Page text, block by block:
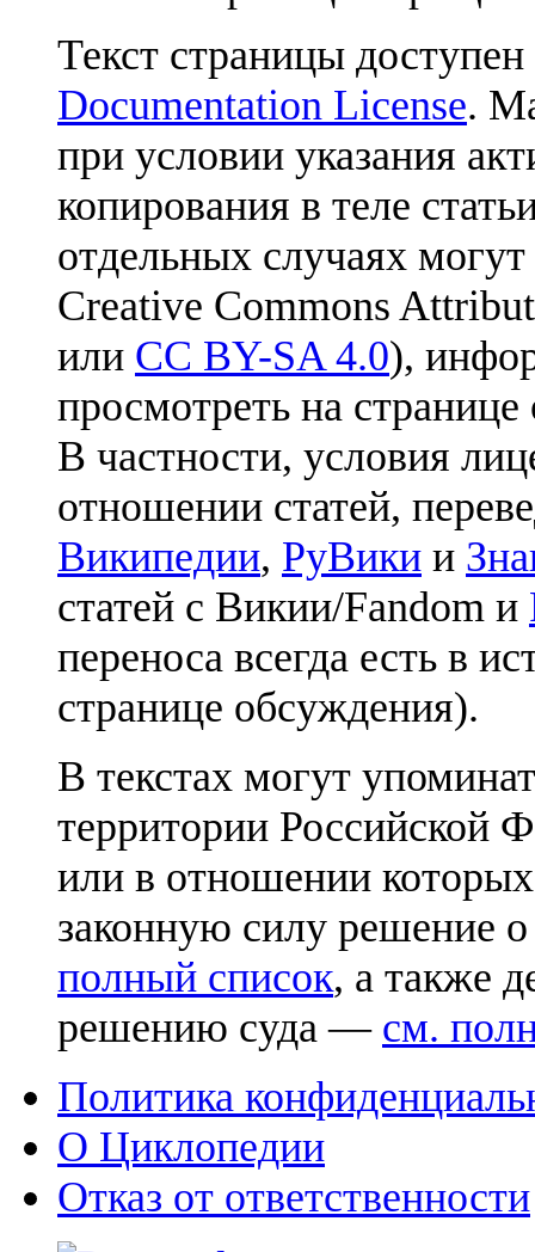
Текст страницы
Documentation License.
при условии указания
копирования в теле
отдельных случаях
Creative Commons
или CC BY-SA 4.0),
просмотреть на
В частности, условия
отношении статей,
Википедии, РуВики и
статей с Викии/Fandom и
переноса всегда есть в
странице обсуждения).
В текстах могут
территории Российской
или в отношении
законную силу решение
полный список, а также
решению суда — см.
Политика
О Циклопедии
Отказ от ответственности